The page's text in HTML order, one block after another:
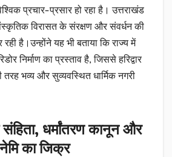
प्रचार-प्रसार हो रहा है। उत्तराखंड
विरासत के संरक्षण और संवर्धन की
है।उन्होंने यह भी बताया कि राज्य में
निर्माण का प्रस्ताव है, जिससे हरिद्वार
भव्य और सुव्यवस्थित धार्मिक नगरी
धर्मांतरण कानून और
का जिक्र